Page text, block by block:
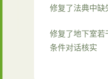
修复了法典中缺
修复了地下室
条件对话核实